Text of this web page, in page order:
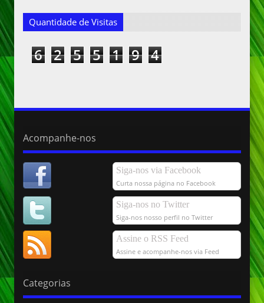
Quantidade de Visitas
6 2 5 5 1 9 4
Acompanhe-nos
Siga-nos via Facebook
Curta nossa página no Facebook
Siga-nos no Twitter
Siga-nos nosso perfil no Twitter
Assine o RSS Feed
Assine e acompanhe-nos via Feed
Categorias